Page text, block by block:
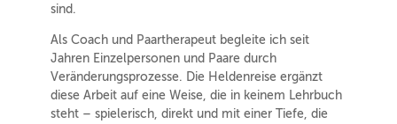
sind.
Als Coach und Paartherapeut begleite ich seit
Jahren Einzelpersonen und Paare durch
Veränderungsprozesse. Die Heldenreise ergänzt
diese Arbeit auf eine Weise, die in keinem Lehrbuch
steht – spielerisch, direkt und mit einer Tiefe, die